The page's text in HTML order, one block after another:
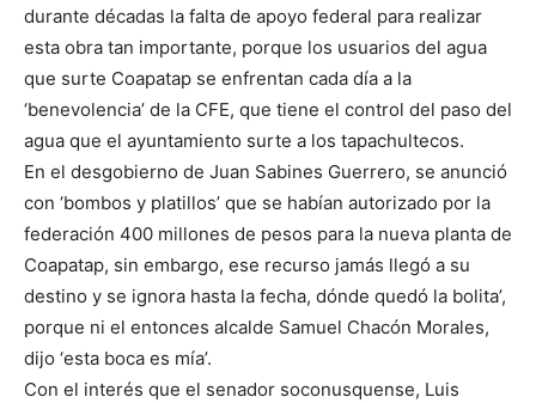
durante décadas la falta de apoyo federal para realizar
esta obra tan importante, porque los usuarios del agua
que surte Coapatap se enfrentan cada día a la
‘benevolencia’ de la CFE, que tiene el control del paso del
agua que el ayuntamiento surte a los tapachultecos.
En el desgobierno de Juan Sabines Guerrero, se anunció
con ‘bombos y platillos’ que se habían autorizado por la
federación 400 millones de pesos para la nueva planta de
Coapatap, sin embargo, ese recurso jamás llegó a su
destino y se ignora hasta la fecha, dónde quedó la bolita’,
porque ni el entonces alcalde Samuel Chacón Morales,
dijo ‘esta boca es mía’.
Con el interés que el senador soconusquense, Luis